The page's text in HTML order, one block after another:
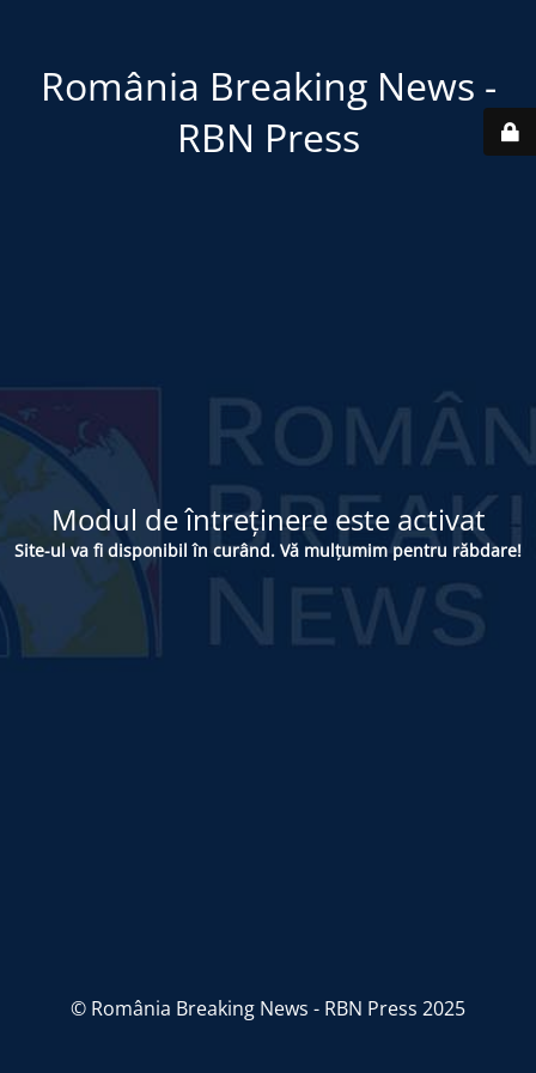
România Breaking News -
RBN Press
Modul de întreținere este activat
Site-ul va fi disponibil în curând. Vă mulțumim pentru răbdare!
© România Breaking News - RBN Press 2025